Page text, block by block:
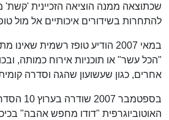
שכתוצאה ממנה הוציאה הזכיינית 'קשת'
להתחרות בשידורים איכותיים אל מול
במאי 2007 הודיע טופז רשמית
"הכל עשר" או תוכניות אירוח כמותה,
אחרים, כגון שעשועון שהגה וסדרה קומית
בספטמבר
האוטוביוגרפית "דודו מחפש אהבה"